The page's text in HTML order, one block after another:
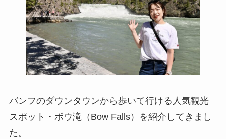
バンフのダウンタウンから歩いて行ける人気観光
スポット・ボウ滝（Bow Falls）を紹介してきまし
た。